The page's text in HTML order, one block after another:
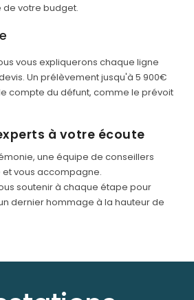
de votre budget.
vous expliquerons chaque ligne
Un prélèvement jusqu'à 5 900€
compte du défunt, comme le prévoit
à votre écoute
une équipe de conseillers
vous accompagne.
soutenir à chaque étape pour
dernier hommage à la hauteur de